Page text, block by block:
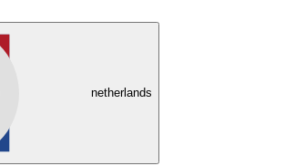
netherlands